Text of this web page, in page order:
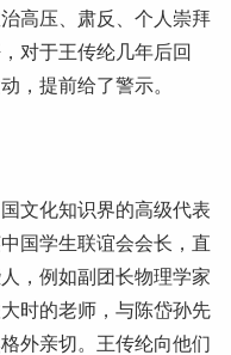
高压、肃反、个人崇拜
对于王传纶几年后回
，提前给了警示。
文化知识界的高级代表
国学生联谊会会长，直
，例如副团长物理学家
时的老师，与陈岱孙先
外亲切。王传纶向他们